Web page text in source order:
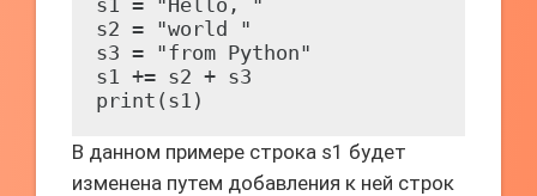
s1 = "Hello, "
s2 = "world "
s3 = "from Python"
s1 += s2 + s3
В данном примере строка s1 будет
изменена путем добавления к ней строк